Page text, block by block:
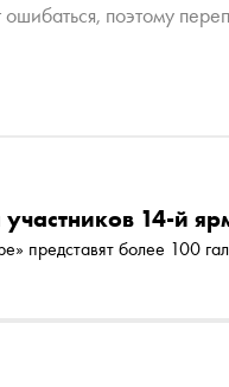
поэтому
14-й
представят более 100